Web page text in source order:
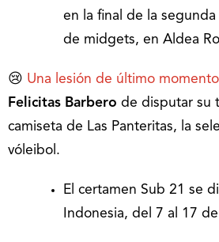
en la final de la segunda
de midgets, en Aldea
😢 Una lesión de último momento
Felicitas Barbero de disputar su
camiseta de Las Panteritas, la
vóleibol.
El certamen Sub 21 se
Indonesia, del 7 al 17